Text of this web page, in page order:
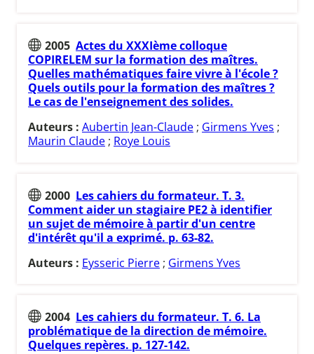
2005 Actes du XXXIème colloque
COPIRELEM sur la formation des maîtres.
Quelles mathématiques faire vivre à l'école ?
Quels outils pour la formation des maîtres ?
Le cas de l'enseignement des solides.
Auteurs : Aubertin Jean-Claude ; Girmens Yves ;
Maurin Claude ; Roye Louis
2000 Les cahiers du formateur. T. 3.
Comment aider un stagiaire PE2 à identifier
un sujet de mémoire à partir d'un centre
d'intérêt qu'il a exprimé. p. 63-82.
Auteurs : Eysseric Pierre ; Girmens Yves
2004 Les cahiers du formateur. T. 6. La
problématique de la direction de mémoire.
Quelques repères. p. 127-142.